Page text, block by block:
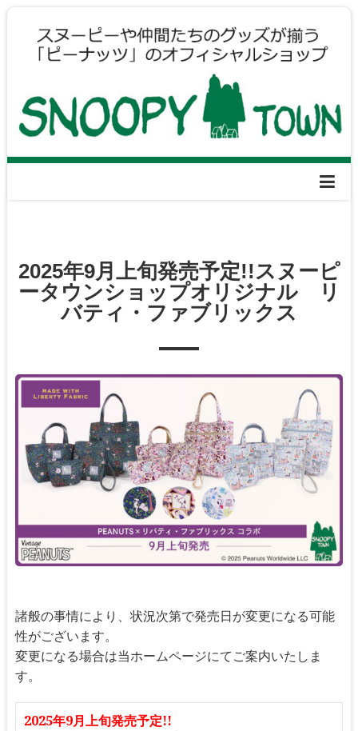
2025年9月上旬発売予定!!スヌーピ
ータウンショップオリジナル リ
バティ・ファブリックス
諸般の事情により、状況次第で発売日が変更になる可能
性がございます。
変更になる場合は当ホームページにてご案内いたしま
す。
2025年9月上旬発売予定!!